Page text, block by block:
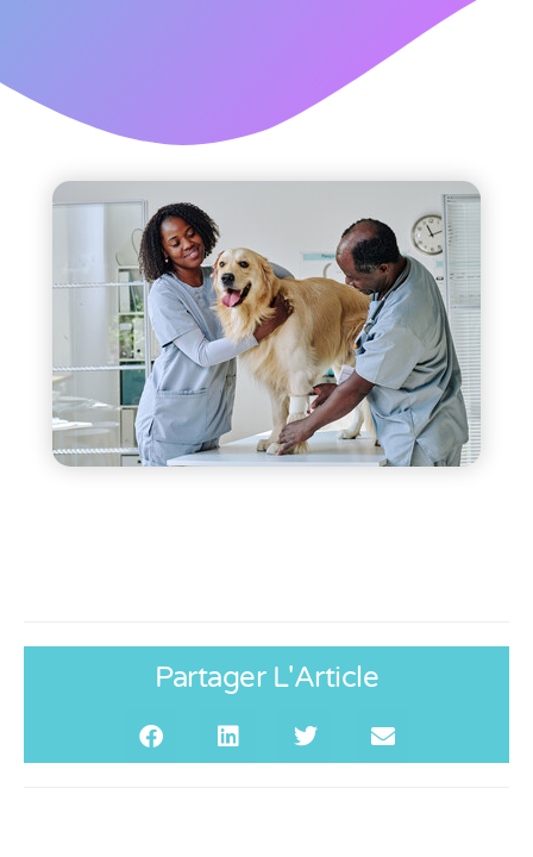
Partager L'Article